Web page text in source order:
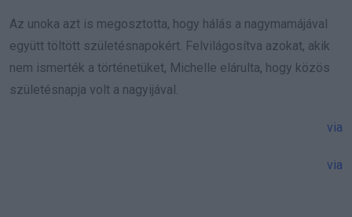
Az unoka azt is megosztotta, hogy hálás a nagymamájával
együtt töltött születésnapokért. Felvilágosítva azokat, akik
nem ismerték a történetüket, Michelle elárulta, hogy közös
születésnapja volt a nagyijával.
via
via